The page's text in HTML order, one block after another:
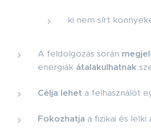
ki nem sírt
A feldolgozás során
energiák átalakulhatnak
Célja lehet a felhasználót
Fokozhatja a fizikai és